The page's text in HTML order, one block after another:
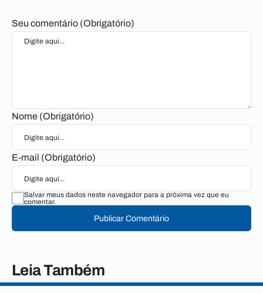
Seu comentário (Obrigatório)
Nome (Obrigatório)
E-mail (Obrigatório)
Salvar meus dados neste navegador para a próxima vez que eu
comentar.
Publicar Comentário
Leia Também